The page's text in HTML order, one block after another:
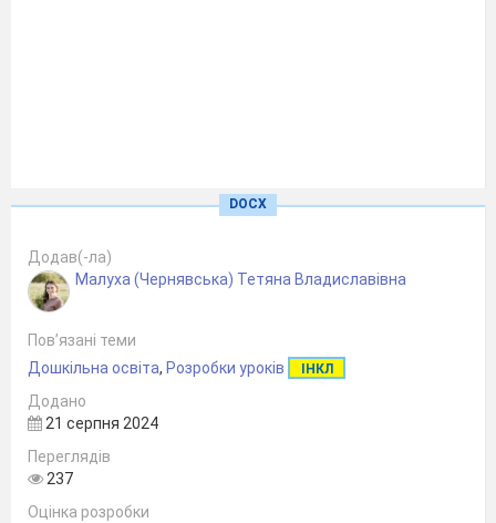
DOCX
Додав(-ла)
Малуха (Чернявська) Тетяна Владиславівна
Пов’язані теми
Дошкільна освіта, Розробки уроків ІНКЛ
Додано
21 серпня 2024
Переглядів
237
Оцінка розробки